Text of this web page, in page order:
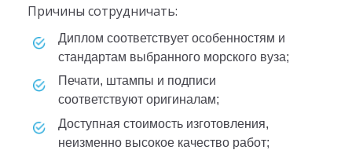
Причины сотрудничать:
Диплом соответствует особенностям и
стандартам выбранного морского вуза;
Печати, штампы и подписи
соответствуют оригиналам;
Доступная стоимость изготовления,
неизменно высокое качество работ;